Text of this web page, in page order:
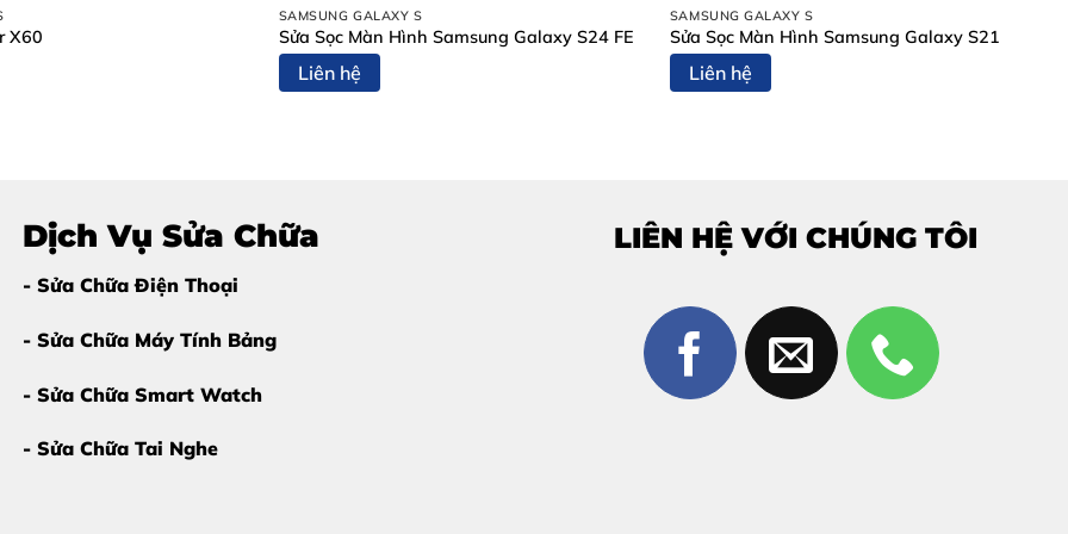
kính sớm để tránh hư màn hình:
hình OLED rất đắt tiền.
tại Thùy Trang Mobile Biên Hòa?
M4 tại Thùy Trang Mobile Biên Hòa
X60
SAMSUNG GALAXY S
Sửa Sọc Màn Hình Samsung Galaxy S24 FE
Liên hệ
SAMSUNG GALAXY S
Sửa Sọc Màn Hình Samsung Galaxy S21
Liên hệ
Dịch Vụ Sửa Chữa
- Sửa Chữa Điện Thoại
- Sửa Chữa Máy Tính Bảng
- Sửa Chữa Smart Watch
- Sửa Chữa Tai Nghe
LIÊN HỆ VỚI CHÚNG TÔI